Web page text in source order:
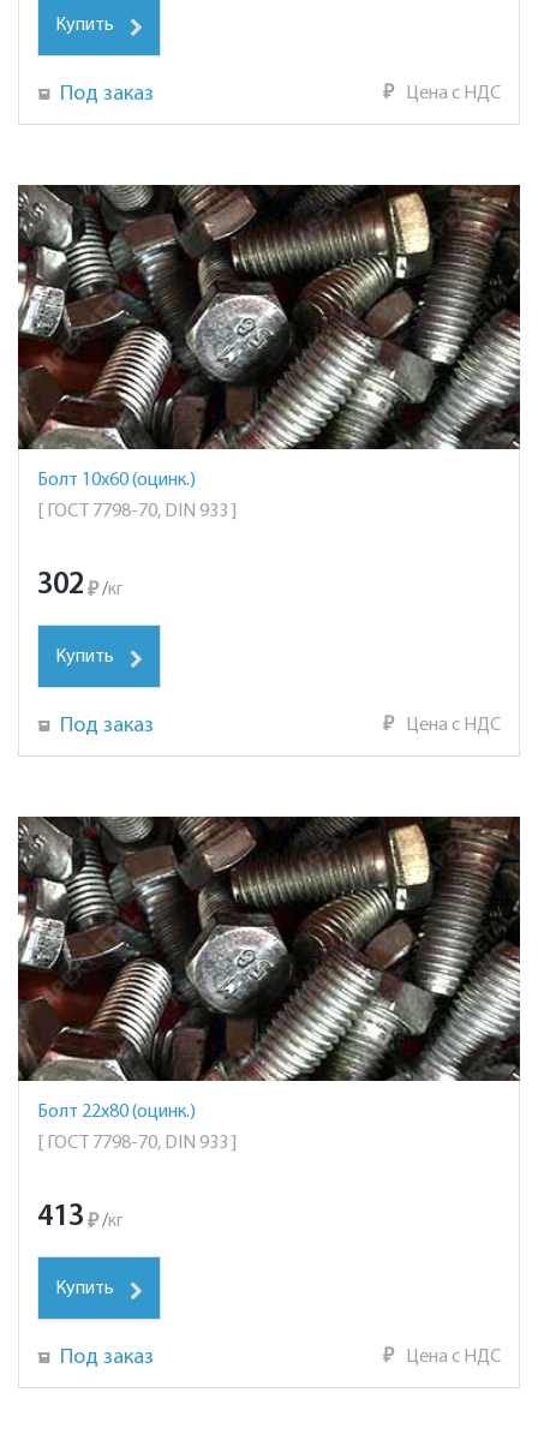
Купить
Под заказ ₽ Цена с НДС
Болт 10х60 (оцинк.)
[ ГОСТ 7798-70, DIN 933 ]
302 ₽ /кг
Купить
Под заказ ₽ Цена с НДС
Болт 22х80 (оцинк.)
[ ГОСТ 7798-70, DIN 933 ]
413 ₽ /кг
Купить
Под заказ ₽ Цена с НДС